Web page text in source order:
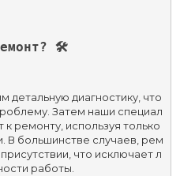
🛠️
детальную диагностику, что
Затем наши специал
ремонту, используя только
В большинстве случаев, рем
что исключает л
работы.